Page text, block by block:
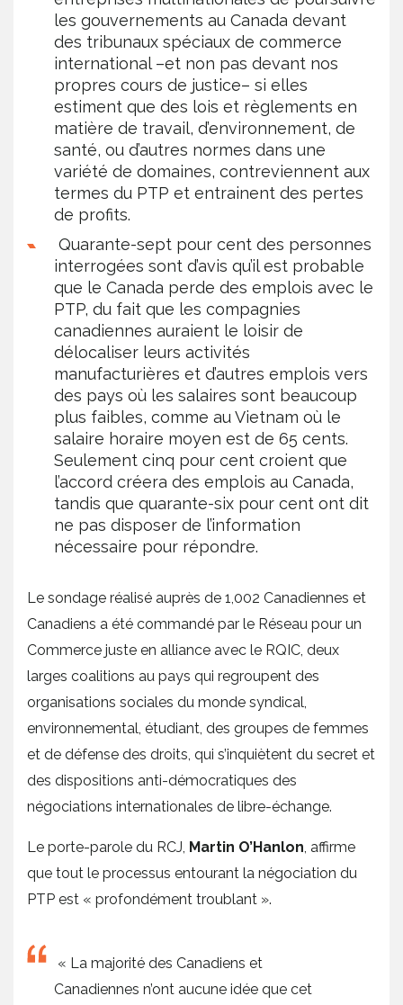
les gouvernements au Canada devant
des tribunaux spéciaux de commerce
international –et non pas devant nos
propres cours de justice– si elles
estiment que des lois et règlements en
matière de travail, d’environnement, de
santé, ou d’autres normes dans une
variété de domaines, contreviennent aux
termes du PTP et entrainent des pertes
de profits.
Quarante-sept pour cent des personnes
interrogées sont d’avis qu’il est probable
que le Canada perde des emplois avec le
PTP, du fait que les compagnies
canadiennes auraient le loisir de
délocaliser leurs activités
manufacturières et d’autres emplois vers
des pays où les salaires sont beaucoup
plus faibles, comme au Vietnam où le
salaire horaire moyen est de 65 cents.
Seulement cinq pour cent croient que
l’accord créera des emplois au Canada,
tandis que quarante-six pour cent ont dit
ne pas disposer de l’information
nécessaire pour répondre.
Le sondage réalisé auprès de 1,002 Canadiennes et
Canadiens a été commandé par le Réseau pour un
Commerce juste en alliance avec le RQIC, deux
larges coalitions au pays qui regroupent des
organisations sociales du monde syndical,
environnemental, étudiant, des groupes de femmes
et de défense des droits, qui s’inquiètent du secret et
des dispositions anti-démocratiques des
négociations internationales de libre-échange.
Le porte-parole du RCJ, Martin O’Hanlon , affirme
que tout le processus entourant la négociation du
PTP est « profondément troublant ».
« La majorité des Canadiens et
Canadiennes n’ont aucune idée que cet